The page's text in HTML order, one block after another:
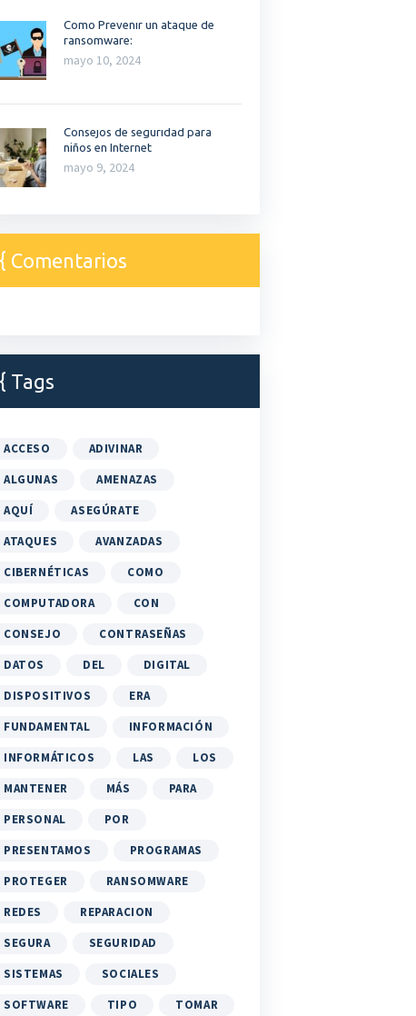
Como Prevenir un ataque de
ransomware:
mayo 10, 2024
Consejos de seguridad para
niños en Internet
mayo 9, 2024
Comentarios
Tags
ACCESO
ADIVINAR
ALGUNAS
AMENAZAS
AQUÍ
ASEGÚRATE
ATAQUES
AVANZADAS
CIBERNÉTICAS
COMO
COMPUTADORA
CON
CONSEJO
CONTRASEÑAS
DATOS
DEL
DIGITAL
DISPOSITIVOS
ERA
FUNDAMENTAL
INFORMACIÓN
INFORMÁTICOS
LAS
LOS
MANTENER
MÁS
PARA
PERSONAL
POR
PRESENTAMOS
PROGRAMAS
PROTEGER
RANSOMWARE
REDES
REPARACION
SEGURA
SEGURIDAD
SISTEMAS
SOCIALES
SOFTWARE
TIPO TOMAR